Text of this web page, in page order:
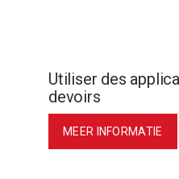
Utiliser des
devoirs
MEER INFORMATIE